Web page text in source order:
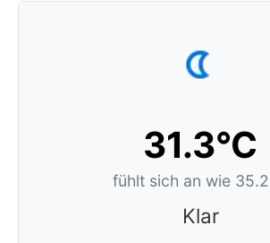
31.3°C
fühlt sich an wie
Klar